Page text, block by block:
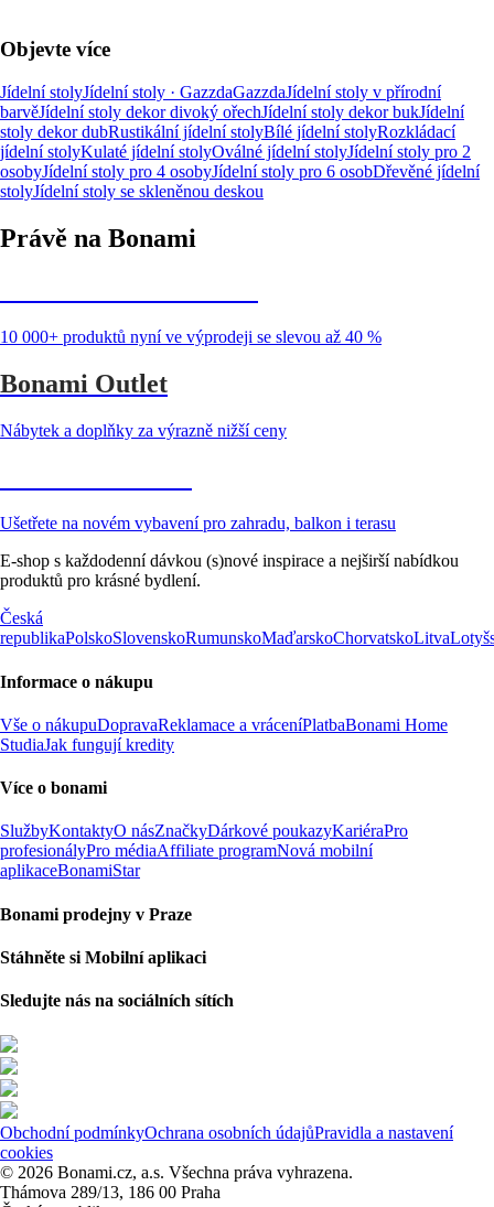
Objevte více
Jídelní stolyJídelní stoly · GazzdaGazzdaJídelní stoly v přírodní
barvěJídelní stoly dekor divoký ořechJídelní stoly dekor bukJídelní
stoly dekor dubRustikální jídelní stolyBílé jídelní stolyRozkládací
jídelní stolyKulaté jídelní stolyOválné jídelní stolyJídelní stoly pro 2
osobyJídelní stoly pro 4 osobyJídelní stoly pro 6 osobDřevěné jídelní
stolyJídelní stoly se skleněnou deskou
Právě na Bonami
10 000+ produktů nyní ve výprodeji se slevou až 40 %
Bonami Outlet
Nábytek a doplňky za výrazně nižší ceny
Ušetřete na novém vybavení pro zahradu, balkon i terasu
E-shop s každodenní dávkou (s)nové inspirace a nejširší nabídkou
produktů pro krásné bydlení.
Česká
republikaPolskoSlovenskoRumunskoMaďarskoChorvatskoLitva
Informace o nákupu
Vše o nákupuDopravaReklamace a vráceníPlatbaBonami Home
StudiaJak fungují kredity
Více o bonami
SlužbyKontaktyO násZnačkyDárkové poukazyKariéraPro
profesionályPro médiaAffiliate programNová mobilní
aplikaceBonamiStar
Bonami prodejny v Praze
Stáhněte si Mobilní aplikaci
Sledujte nás na sociálních sítích
Obchodní podmínkyOchrana osobních údajůPravidla a nastavení
cookies
© 2026 Bonami.cz, a.s. Všechna práva vyhrazena.
Thámova 289/13, 186 00 Praha